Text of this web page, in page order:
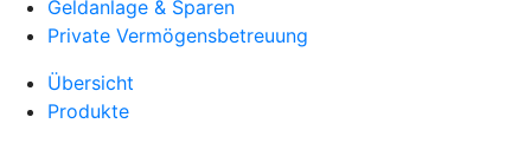
Geldanlage & Sparen
Private Vermögensbetreuung
Übersicht
Produkte